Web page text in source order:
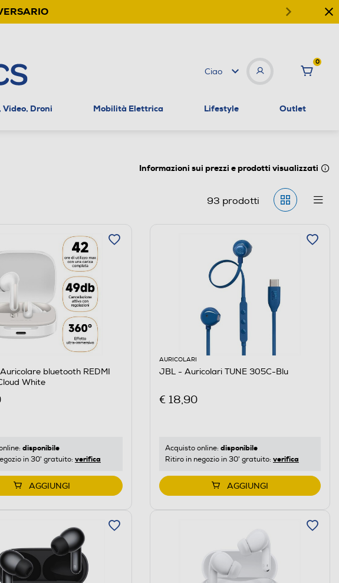
Ciao
0
Video, Droni Mobilità Elettrica Lifestyle Outlet
Informazioni sui prezzi e prodotti visualizzati
93 prodotti
bluetooth REDMI
White
disponibile
in 30' gratuito: verifica
AGGIUNGI
AURICOLARI
JBL - Auricolari TUNE 305C-Blu
€ 18,90
Acquisto online: disponibile
Ritiro in negozio in 30' gratuito: verifica
AGGIUNGI